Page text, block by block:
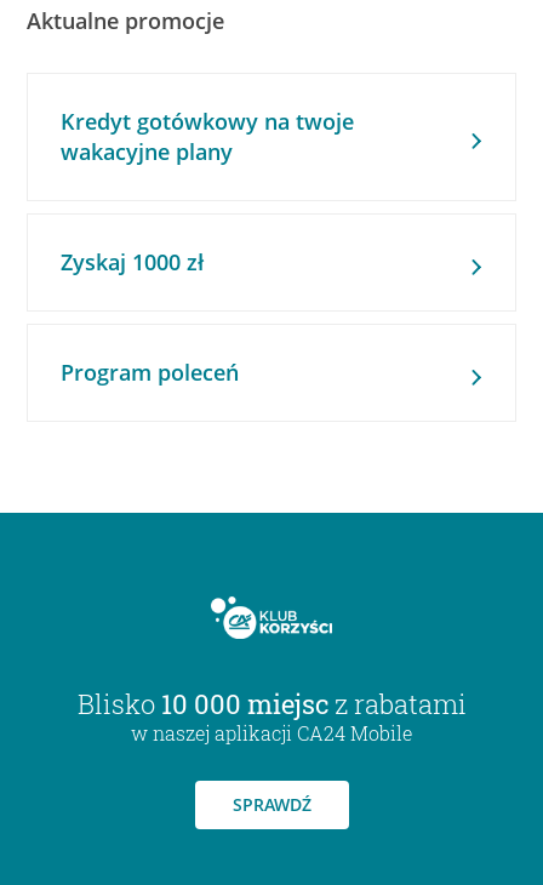
Aktualne promocje
Kredyt gotówkowy na twoje
wakacyjne plany
Zyskaj 1000 zł
Program poleceń
Blisko 10 000 miejsc z rabatami
w naszej aplikacji CA24 Mobile
SPRAWDŹ